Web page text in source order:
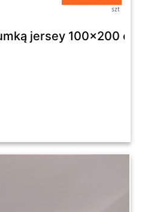
szt
jersey 100x200 cm